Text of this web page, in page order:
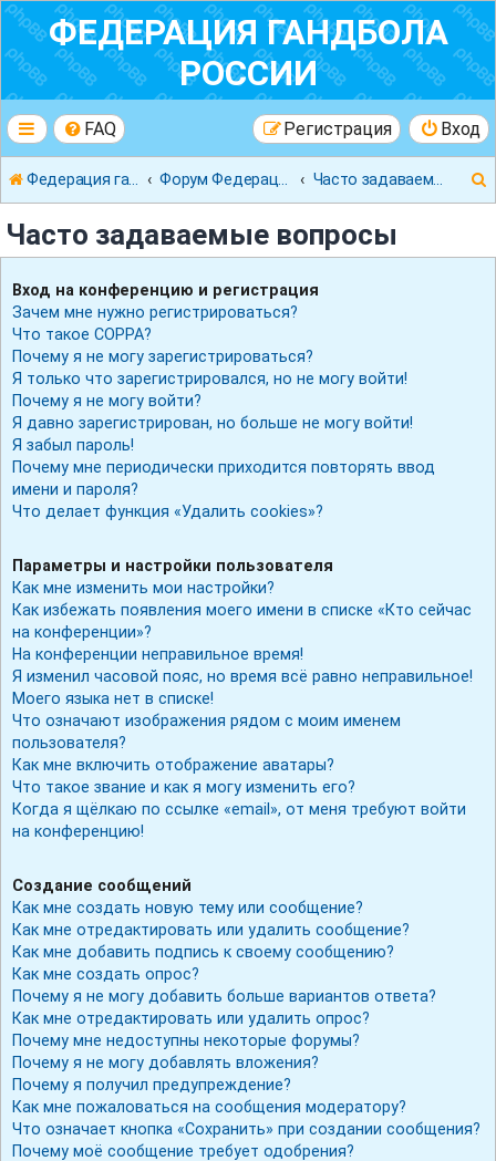
ФЕДЕРАЦИЯ ГАНДБОЛА
РОССИИ
FAQ Вход
Регистрация
Федерация гандбола России
Часто задаваемые вопросы
Вход на конференцию и регистрация
Зачем мне нужно регистрироваться?
Что такое COPPA?
Почему я не могу зарегистрироваться?
Я только что зарегистрировался, но не могу войти!
Почему я не могу войти?
Я давно зарегистрирован, но больше не могу войти!
Я забыл пароль!
Почему мне периодически приходится повторять ввод
имени и пароля?
Что делает функция «Удалить cookies»?
Параметры и настройки пользователя
Как мне изменить мои настройки?
Как избежать появления моего имени в списке «Кто сейчас
на конференции»?
На конференции неправильное время!
Я изменил часовой пояс, но время всё равно неправильное!
Моего языка нет в списке!
Что означают изображения рядом с моим именем
пользователя?
Как мне включить отображение аватары?
Что такое звание и как я могу изменить его?
Когда я щёлкаю по ссылке «email», от меня требуют войти
на конференцию!
Создание сообщений
Как мне создать новую тему или сообщение?
Как мне отредактировать или удалить сообщение?
Как мне добавить подпись к своему сообщению?
Как мне создать опрос?
Почему я не могу добавить больше вариантов ответа?
Как мне отредактировать или удалить опрос?
Почему мне недоступны некоторые форумы?
Почему я не могу добавлять вложения?
Почему я получил предупреждение?
Как мне пожаловаться на сообщения модератору?
Что означает кнопка «Сохранить» при создании сообщения?
Почему моё сообщение требует одобрения?